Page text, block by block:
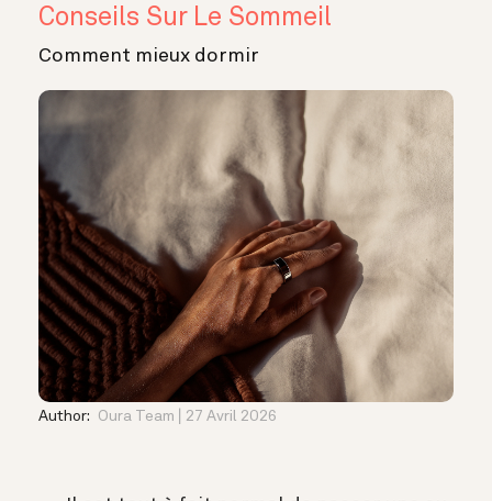
Conseils Sur Le Sommeil
Comment mieux dormir
Author: Oura Team 27 Avril 2026